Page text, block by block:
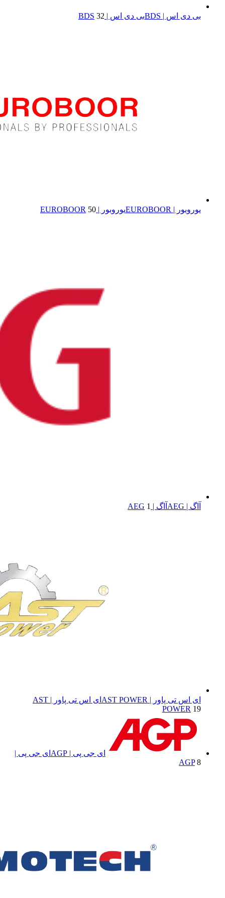
بی دی اس | BDS بی دی اس | BDS 32
یوروبور | EUROBOOR یوروبور | EUROBOOR 50
آاگ | AEG آاگ | AEG 1
ای اس تی پاور | AST POWER
ای اس تی پاور | AST
POWER 19
ای جی پی | AGP
ای جی پی |
AGP 8